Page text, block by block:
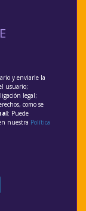
y enviarle la
usuario;
legal;
como se
: Puede
nuestra Política